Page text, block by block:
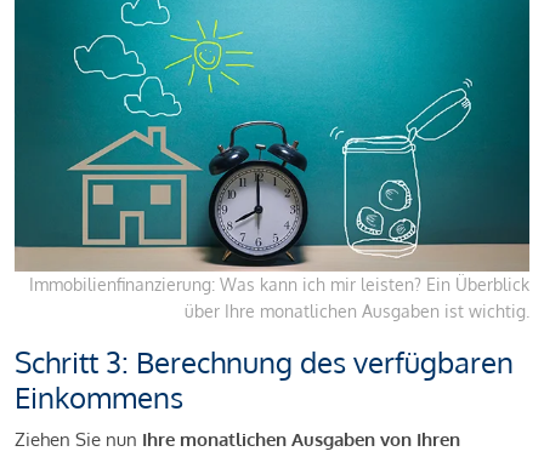
Immobilienfinanzierung: Was kann ich mir leisten? Ein Überblick
über Ihre monatlichen Ausgaben ist wichtig.
Schritt 3: Berechnung des verfügbaren
Einkommens
Ziehen Sie nun Ihre monatlichen Ausgaben von Ihren